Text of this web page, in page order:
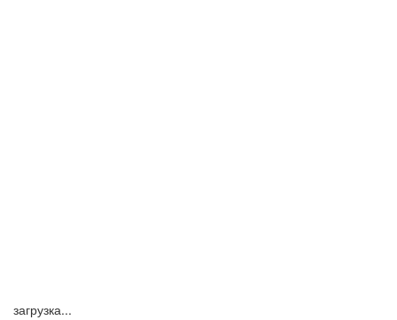
загрузка...